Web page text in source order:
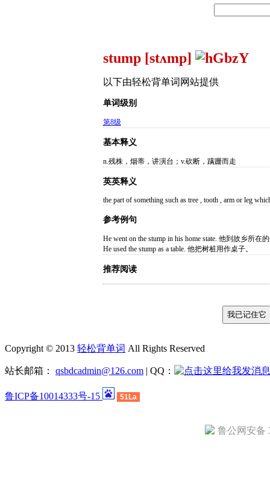
stump [stʌmp]
以下由轻松背单词网站提供
单词级别
第8级
基本释义
n.残株，烟蒂，讲演台；v.砍断，蹒跚而走
英英释义
the part of something such as tree , tooth , arm or leg
参考例句
He went on the stump in his home state. 他到故乡所在
He used the stump as a table. 他把树桩用作桌子。
推荐阅读
Copyright © 2013 轻松背单词 All Rights Reserved
站长邮箱： qsbdcadmin@126.com | QQ：
鲁ICP备10014333号-15 51La
鲁公网安备